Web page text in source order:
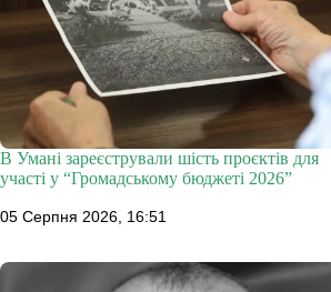
В Умані зареєстрували шість проєктів для
участі у “Громадському бюджеті 2026”
05 Серпня 2026, 16:51